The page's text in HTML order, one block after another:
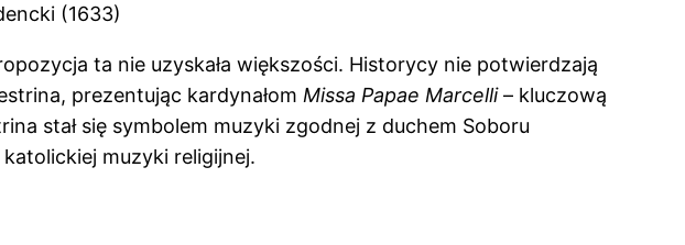
(1633)
ta nie uzyskała większości. Historycy nie potwierdzają
prezentując kardynałom Missa Papae Marcelli– kluczową
stał się symbolem muzyki zgodnej z duchem Soboru
muzyki religijnej.